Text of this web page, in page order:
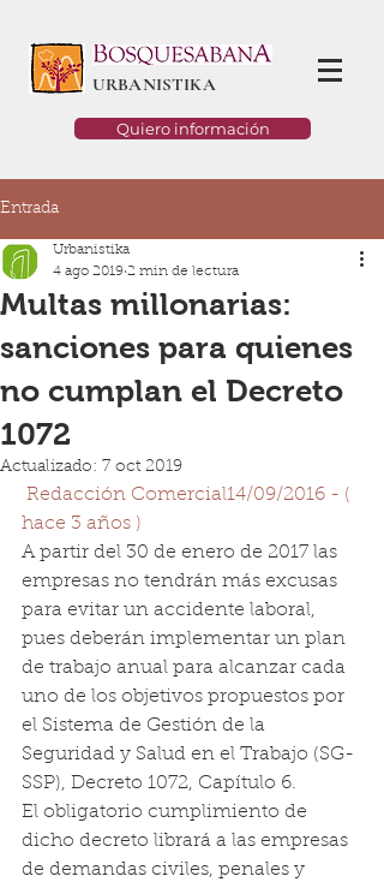
URBANISTIKA
Quiero información
Entrada
Multas millonarias:
sanciones para quienes
no cumplan el Decreto
1072
Urbanistika
4 ago 2019 2 min de lectura
Actualizado: 7 oct 2019
Redacción Comercial14/09/2016 - (
hace 3 años )
A partir del 30 de enero de 2017 las
empresas no tendrán más excusas
para evitar un accidente laboral,
pues deberán implementar un plan
de trabajo anual para alcanzar cada
uno de los objetivos propuestos por
el Sistema de Gestión de la
Seguridad y Salud en el Trabajo (SG-
SSP), Decreto 1072, Capítulo 6.
El obligatorio cumplimiento de
dicho decreto librará a las empresas
de demandas civiles, penales y